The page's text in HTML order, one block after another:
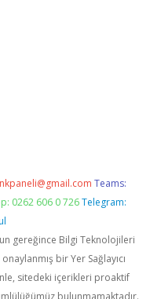
Teams:
0262 606 0 726 Telegram:
gereğince Bilgi Teknolojileri
bir Yer Sağlayıcı
sitedeki içerikleri proaktif
bulunmamaktadır.